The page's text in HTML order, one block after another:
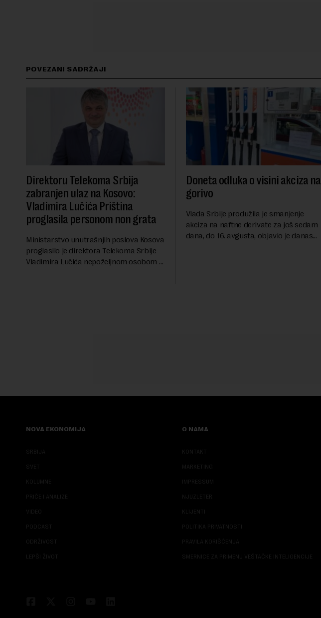
POVEZANI SADRŽAJI
Direktoru Telekoma Srbija
zabranjen ulaz na Kosovo:
Vladimira Lučića Priština
proglasila personom non grata
Ministarstvo unutrašnjih poslova Kosova
proglasilo je direktora Telekoma Srbije
Vladimira Lučića nepoželjnom osobom i
Doneta odluka o visini akciza na
gorivo
Vlada Srbije produžila je smanjenje
akciza na naftne derivate za još sedam
dana, do 16. avgusta, objavio je danas
NOVA EKONOMIJA
SRBIJA
SVET
KOLUMNE
PRIČE I ANALIZE
VIDEO
PODCAST
ODRŽIVOST
LEPŠI ŽIVOT
O NAMA
KONTAKT
MARKETING
IMPRESSUM
NJUZLETER
KLIJENTI
POLITIKA PRIVATNOSTI
PRAVILA KORIŠĆENJA
SMERNICE ZA PRIMENU VEŠTAČKE INTELIGENCIJE